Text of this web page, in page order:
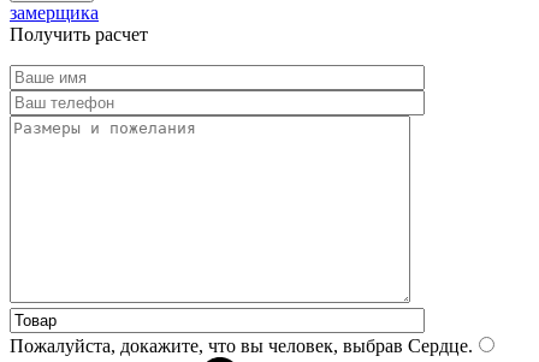
замерщика
Получить расчет
Пожалуйста, докажите, что вы человек, выбрав Сердце.